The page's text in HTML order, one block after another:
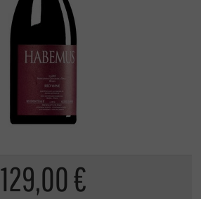
129,00 €